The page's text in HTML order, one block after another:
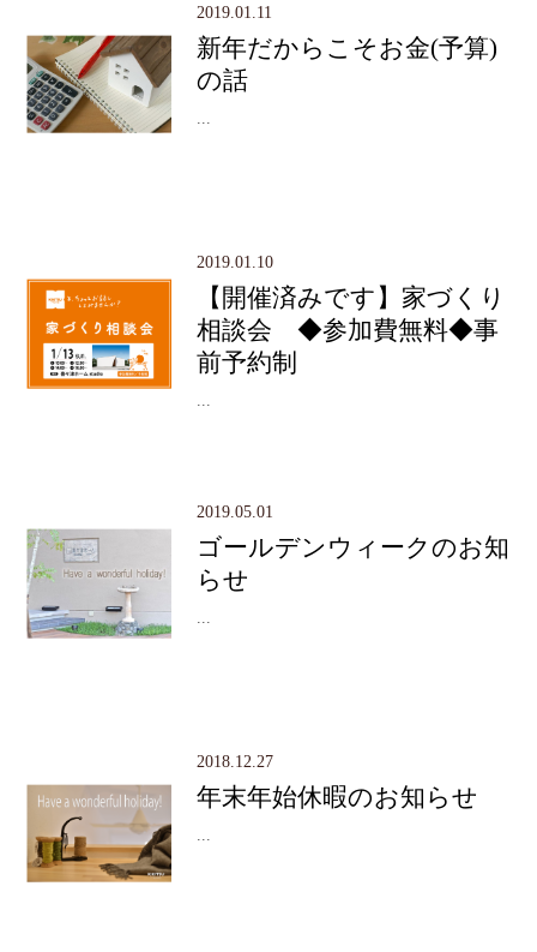
2019.01.11
新年だからこそお金(予算)
の話
2019.01.10
【開催済みです】家づくり
相談会 ◆参加費無料◆事
前予約制
2019.05.01
ゴールデンウィークのお知
らせ
2018.12.27
年末年始休暇のお知らせ